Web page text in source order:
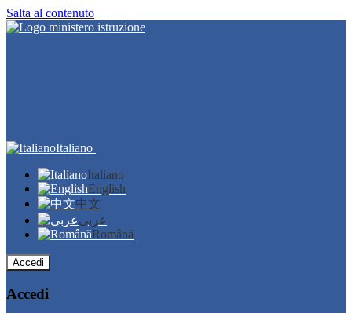
Salta al contenuto
Italiano
Italiano
English
中文
عربى
Română
Accedi
Accedi